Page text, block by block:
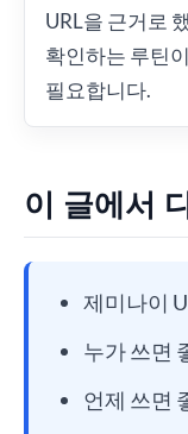
URL을 근거로
확인하는 루틴이
필요합니다.
이 글에서
제미나이
누가 쓰면
언제 쓰면